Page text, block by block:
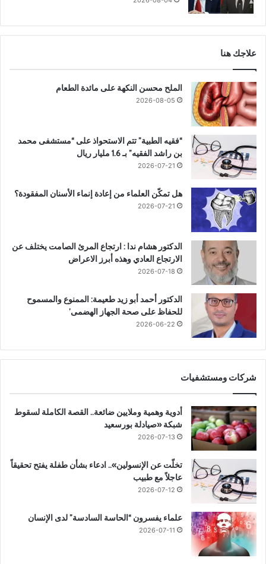
علاجك هنا
الملح محسن النكهة على مائدة الطعام
2026-08-05
“فقيه الطبية” تتم الاستحواذ على “مستشفى محمد
بن راشد الفقيه” بـ 1.6 مليار ريال
2026-07-21
هل تمكّن العلماء من إعادة إنماء الأسنان المفقودة؟
2026-07-21
الدكتور هشام ندا : ارتجاع المرئ الصامت يختلف عن
الارتجاع العادي وهذه أبرز الاعراض
2026-07-18
الدكتور أحمد أبو زيد طعيمة: الممنوع والمسموح
للحفاظ على صحة الجهاز الهضمى’
2026-06-22
شركات ومستشفيات
أدوية وهمية وملايين ضائعة.. القصة الكاملة لسقوط
شبكة «صيادلة بورسعيد
2026-07-13
تخلّت عن الإنسولين».. ادعاء بشأن طفلة يفتح تحقيقاً
عاجلاً مع طبيب
2026-07-12
علماء يفسرون “الحاسة السادسة” لدى الإنسان
2026-07-11